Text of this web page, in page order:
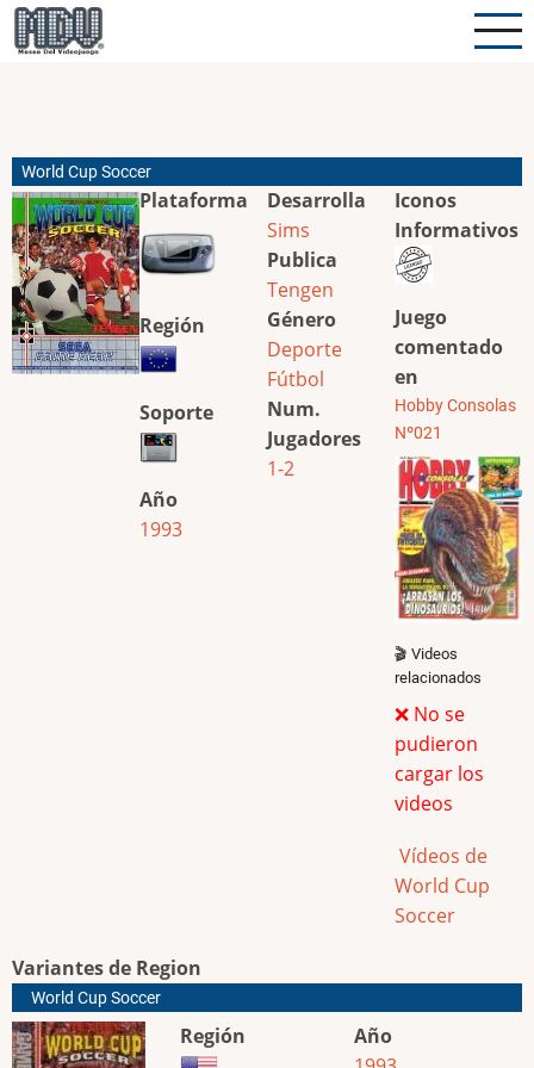
Pasar
al
World Cup Soccer
Plataforma
Región
Soporte
Año
1993
Desarrolla
Sims
Publica
Tengen
Género
Deporte
Fútbol
Num.
Jugadores
1-2
Iconos
Informativos
Juego
comentado
en
Hobby Consolas
Nº021
🎬 Videos
relacionados
❌ No se
pudieron
cargar los
videos
Vídeos de
World Cup
Soccer
Variantes de Region
World Cup Soccer
Región
Año